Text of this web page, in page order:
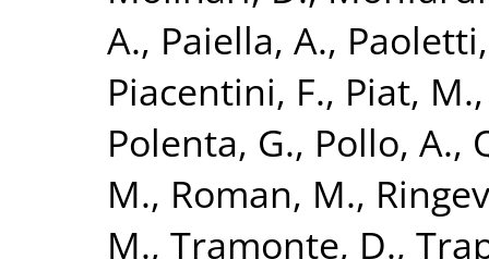
A., Paiella, A.,
Piacentini, F., Piat, M.
Polenta, G., Pollo, A.,
M., Roman, M.,
M., Tramonte, D.,